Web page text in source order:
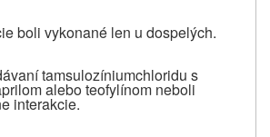
boli vykonané len u dospelých.
tamsulozíniumchloridu s
alebo teofylínom neboli
interakcie.